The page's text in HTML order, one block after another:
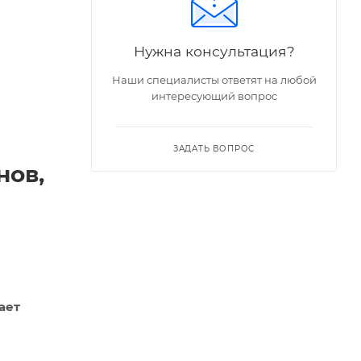
Нужна консультация?
Наши специалисты ответят на любой
интересующий вопрос
ЗАДАТЬ ВОПРОС